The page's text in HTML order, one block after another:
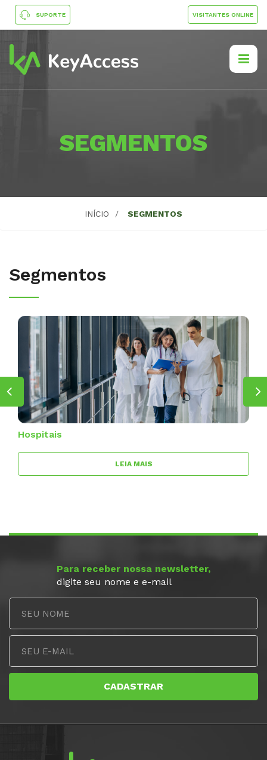
SUPORTE VISITANTES ONLINE
SEGMENTOS
INÍCIO SEGMENTOS
Segmentos
Hospitais
LEIA MAIS
Para receber nossa newsletter,
digite seu nome e e-mail
CADASTRAR